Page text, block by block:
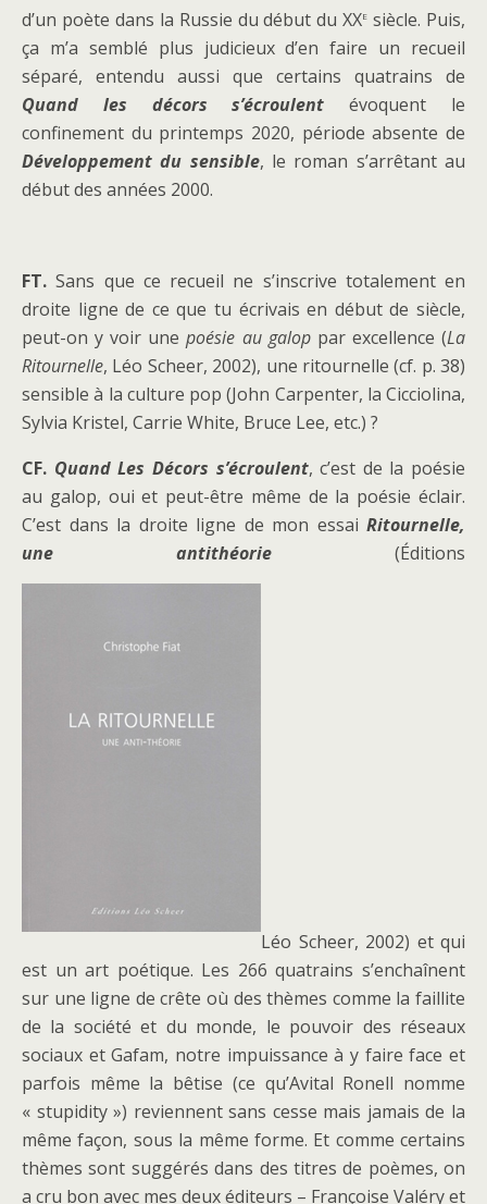
d’un poète dans la Russie du début du XXe siècle. Puis,
ça m’a semblé plus judicieux d’en faire un recueil
séparé, entendu aussi que certains quatrains de
Quand les décors s’écroulentévoquent le
confinement du printemps 2020, période absente de
Développement du sensible, le roman s’arrêtant au
début des années 2000.
FT. Sans que ce recueil ne s’inscrive totalement en
droite ligne de ce que tu écrivais en début de siècle,
peut-on y voir unepoésie au galop par excellence (La
Ritournelle, Léo Scheer, 2002), une ritournelle (cf. p. 38)
sensible à la culture pop (John Carpenter, la Cicciolina,
Sylvia Kristel, Carrie White, Bruce Lee, etc.) ?
CF. Quand Les Décors s’écroulent, c’est de la poésie
au galop, oui et peut-être même de la poésie éclair.
C’est dans la droite ligne de mon essai Ritournelle,
une antithéorie (Éditions
Léo Scheer, 2002) et qui
est un art poétique. Les 266 quatrains s’enchaînent
sur une ligne de crête où des thèmes comme la faillite
de la société et du monde, le pouvoir des réseaux
sociaux et Gafam, notre impuissance à y faire face et
parfois même la bêtise (ce qu’Avital Ronell nomme
« stupidity ») reviennent sans cesse mais jamais de la
même façon, sous la même forme. Et comme certains
thèmes sont suggérés dans des titres de poèmes, on
a cru bon avec mes deux éditeurs – Françoise Valéry et